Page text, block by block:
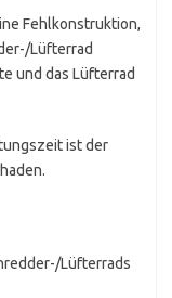
Fehlkonstruktion,
Lüfterrad
und das Lüfterrad
ist der
Lüfterrads